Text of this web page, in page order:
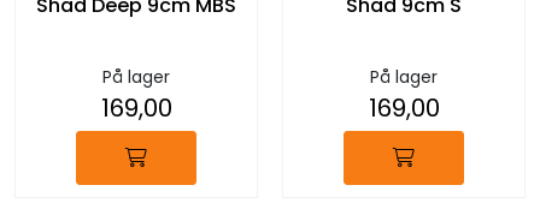
På lager
169,00
På lager
169,00